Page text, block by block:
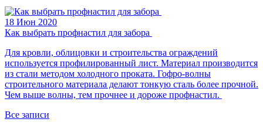
18 Июн 2020
Как выбрать профнастил для забора
Для кровли, облицовки и строительства ограждений
используется профилированный лист. Материал производится
из стали методом холодного проката. Гофро-волны
строительного материала делают тонкую сталь более прочной.
Чем выше волны, тем прочнее и дороже профнастил.
Все записи